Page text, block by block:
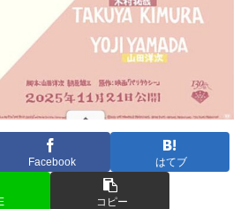
Facebook はてブ
コピー